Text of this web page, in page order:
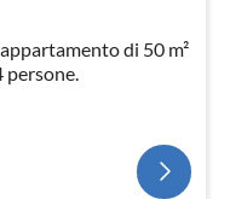
di 50 m²
persone.